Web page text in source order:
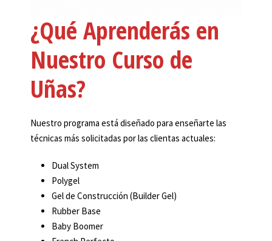
¿Qué Aprenderás en
Nuestro Curso de
Uñas?
Nuestro programa está diseñado para enseñarte las
técnicas más solicitadas por las clientas actuales:
Dual System
Polygel
Gel de Construcción (Builder Gel)
Rubber Base
Baby Boomer